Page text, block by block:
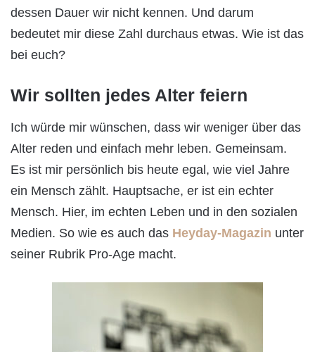
dessen Dauer wir nicht kennen. Und darum
bedeutet mir diese Zahl durchaus etwas. Wie ist das
bei euch?
Wir sollten jedes Alter feiern
Ich würde mir wünschen, dass wir weniger über das
Alter reden und einfach mehr leben. Gemeinsam.
Es ist mir persönlich bis heute egal, wie viel Jahre
ein Mensch zählt. Hauptsache, er ist ein echter
Mensch. Hier, im echten Leben und in den sozialen
Medien. So wie es auch das Heyday-Magazin unter
seiner Rubrik Pro-Age macht.